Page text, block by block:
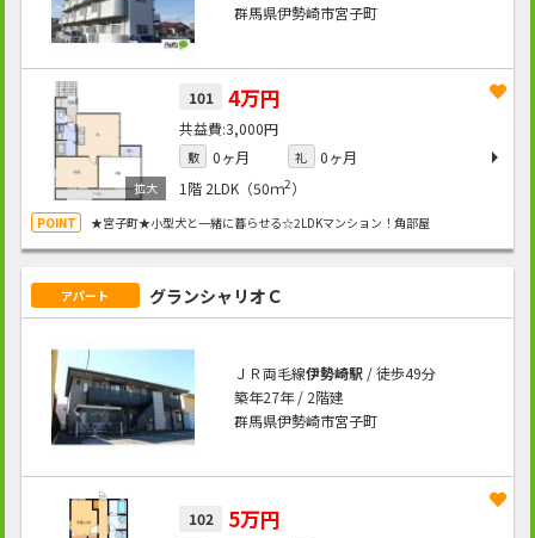
群馬県伊勢崎市宮子町
101 4万円
3,000円
敷 0ヶ月 礼
0ヶ月
1階 2LDK（50ｍ2）
★宮子町★小型犬と一緒に暮らせる☆2LDKマンション！角部屋
アパート グランシャリオＣ
ＪＲ両毛線伊勢崎駅/ 徒歩49分
築年27年 / 2階建
群馬県伊勢崎市宮子町
102 5万円